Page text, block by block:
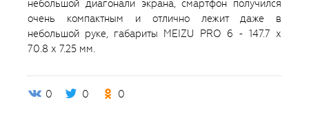
небольшой диагонали экрана, смартфон получился
очень компактным и отлично лежит даже в
небольшой руке, габариты MEIZU PRO 6 - 147.7 х
70.8 х 7.25 мм.
0 0 0